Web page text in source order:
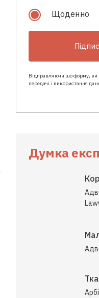
Щоденно
Відправляючи цю форму, ви
передачі і використання
Думка